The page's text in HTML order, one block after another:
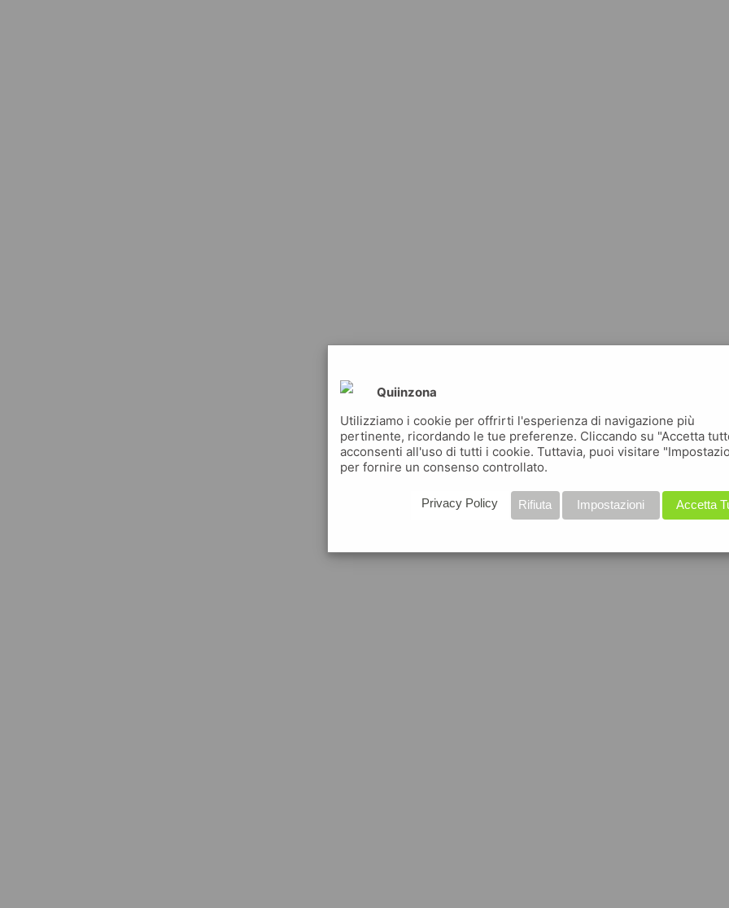
Quiinzona
Utilizziamo i cookie per offrirti l'esperienza di navigazione più
pertinente, ricordando le tue preferenze. Cliccando su "Accetta
acconsenti all'uso di tutti i cookie. Tuttavia, puoi visitare
per fornire un consenso controllato.
Accetta
Impostazioni
Rifiuta
Privacy Policy